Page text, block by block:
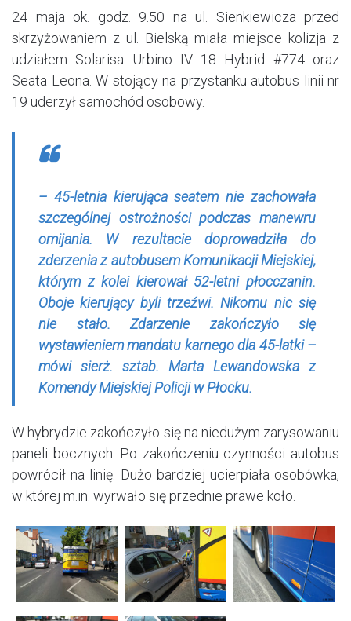
24 maja ok. godz. 9.50 na ul. Sienkiewicza przed
skrzyżowaniem z ul. Bielską miała miejsce kolizja z
udziałem Solarisa Urbino IV 18 Hybrid #774 oraz
Seata Leona. W stojący na przystanku autobus linii nr
19 uderzył samochód osobowy.
– 45-letnia kierująca seatem nie zachowała
szczególnej ostrożności podczas manewru
omijania. W rezultacie doprowadziła do
zderzenia z autobusem Komunikacji Miejskiej,
którym z kolei kierował 52-letni płocczanin.
Oboje kierujący byli trzeźwi. Nikomu nic się
nie stało. Zdarzenie zakończyło się
wystawieniem mandatu karnego dla 45-latki –
mówi sierż. sztab. Marta Lewandowska z
Komendy Miejskiej Policji w Płocku.
W hybrydzie zakończyło się na niedużym zarysowaniu
paneli bocznych. Po zakończeniu czynności autobus
powrócił na linię. Dużo bardziej ucierpiała osobówka,
w której m.in. wyrwało się przednie prawe koło.